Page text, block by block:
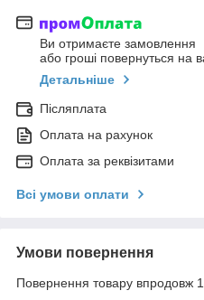
Ви отримаєте замовлення
або гроші повернуться на
Детальніше
Післяплата
Оплата на рахунок
Оплата за реквізитами
Всі умови оплати
Умови повернення
Повернення товару впродовж